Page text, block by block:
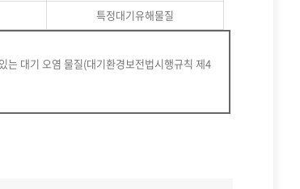
특정대기유해물질
는 대기 오염 물질(대기환경보전법시행규칙 제4